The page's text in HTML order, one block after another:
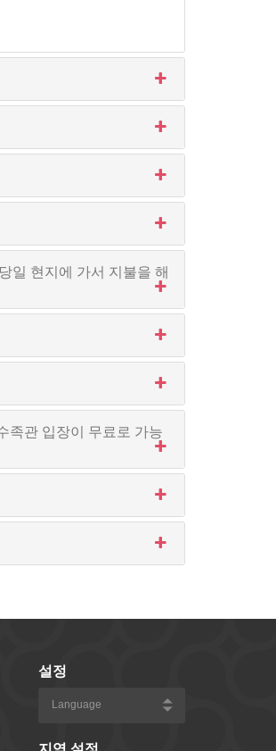
일 현지에 가서 지불을 해
족관 입장이 무료로 가능
설정